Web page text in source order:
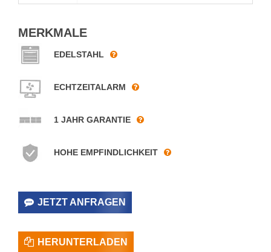
MERKMALE
EDELSTAHL
ECHTZEITALARM
1 JAHR GARANTIE
HOHE EMPFINDLICHKEIT
JETZT ANFRAGEN
HERUNTERLADEN